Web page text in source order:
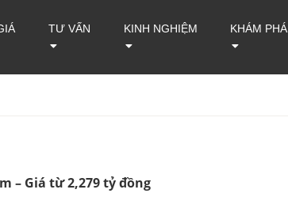
TƯ VẤN KINH NGHIỆM KHÁM PHÁ
– Giá từ 2,279 tỷ đồng